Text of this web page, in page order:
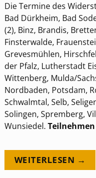
Die Termine des
Bad Dürkheim, Bad
(2), Binz, Brandis,
Finsterwalde,
Grevesmühlen,
der Pfalz, Lutherstadt
Wittenberg, Mulda/
Nordbaden, Potsdam,
Schwalmtal, Selb,
Solingen, Spremberg,
Wunsiedel.
WEITERLESEN →